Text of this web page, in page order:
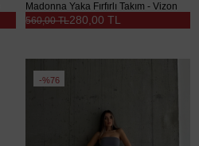
Madonna Yaka Fırfırlı Takım - Vizon
280,00 TL
560,00 TL
%76